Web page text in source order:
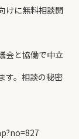
けに無料相談開
会と協働で中立
す。相談の秘密